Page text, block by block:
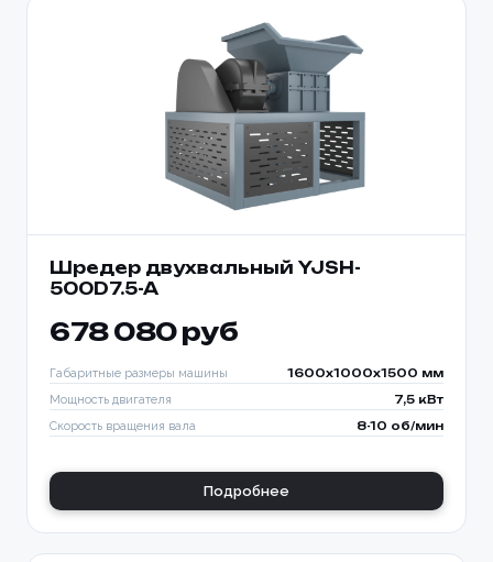
Шредер двухвальный YJSH-
500D7.5-A
678 080 руб
Габаритные размеры машины 1600x1000x1500 мм
Мощность двигателя 7,5 кВт
Скорость вращения вала 8-10 об/мин
Подробнее